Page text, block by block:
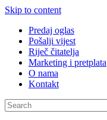
Skip to content
Predaj oglas
Pošalji vijest
Riječ čitatelja
Marketing i pretplata
O nama
Kontakt